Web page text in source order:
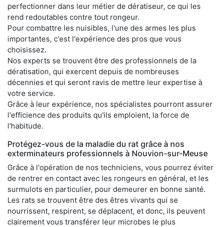
perfectionner dans leur métier de dératiseur, ce qui les
rend redoutables contre tout rongeur.
Pour combattre les nuisibles, l'une des armes les plus
importantes, c'est l'expérience des pros que vous
choisissez.
Nos experts se trouvent être des professionnels de la
dératisation, qui exercent depuis de nombreuses
décennies et qui seront ravis de mettre leur expertise à
votre service.
Grâce à leur expérience, nos spécialistes pourront assurer
l'efficience des produits qu'ils emploient, la force de
l'habitude.
Protégez-vous de la maladie du rat grâce à nos
exterminateurs professionnels à Nouvion-sur-Meuse
Grâce à l'opération de nos techniciens, vous pourrez éviter
de rentrer en contact avec les rongeurs en général, et les
surmulots en particulier, pour demeurer en bonne santé.
Les rats se trouvent être des êtres vivants qui se
nourrissent, respirent, se déplacent, et donc, ils peuvent
clairement vous transférer leur microbes le plus